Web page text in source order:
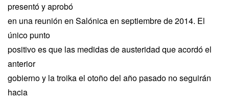
presentó y aprobó
en una reunión en Salónica en septiembre de 2014. El
único punto
positivo es que las medidas de austeridad que acordó el
anterior
gobierno y la troika el otoño del año pasado no seguirán
hacia